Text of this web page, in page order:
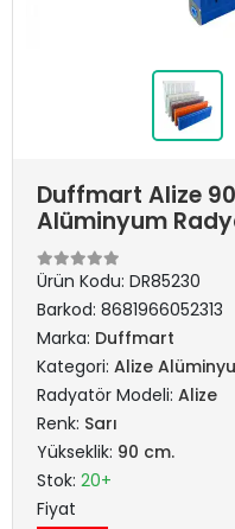
Duffmart Alize
Alüminyum
Ürün Kodu: DR85230
Barkod: 8681966052313
Marka: Duffmart
Kategori: Alize
Radyatör Modeli: Alize
Renk: Sarı
Yükseklik: 90 cm.
Stok: 20+
Fiyat